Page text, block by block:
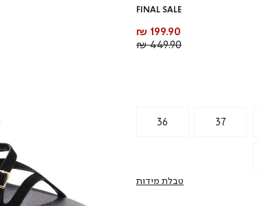
FINAL SALE
מחיר
מוצר
199.90 ₪
מחיר
449.90 ₪
36 37
טבלת מידות